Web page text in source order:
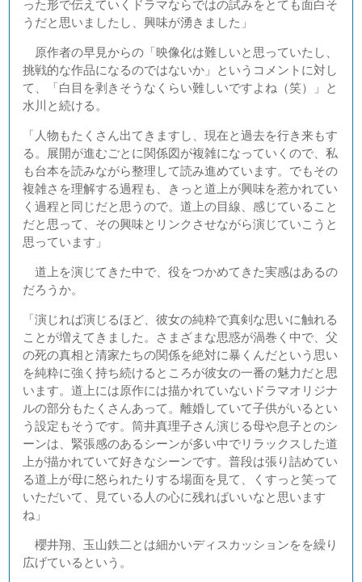
った形で伝えていくドラマならではの試みをとても面白そ
うだと思いましたし、興味が湧きました」
原作者の早見からの「映像化は難しいと思っていたし、
挑戦的な作品になるのではないか」というコメントに対し
て、「白目を剥きそうなくらい難しいですよね（笑）」と
水川と続ける。
「人物もたくさん出てきますし、現在と過去を行き来もす
る。展開が進むごとに関係図が複雑になっていくので、私
も台本を読みながら整理して読み進めています。でもその
複雑さを理解する過程も、きっと道上が興味を惹かれてい
く過程と同じだと思うので。道上の目線、感じていること
だと思って、その興味とリンクさせながら演じていこうと
思っています」
道上を演じてきた中で、役をつかめてきた実感はあるの
だろうか。
「演じれば演じるほど、彼女の純粋で真剣な思いに触れる
ことが増えてきました。さまざまな思惑が渦巻く中で、父
の死の真相と清家たちの関係を絶対に暴くんだという思い
を純粋に強く持ち続けるところが彼女の一番の魅力だと思
います。道上には原作には描かれていないドラマオリジナ
ルの部分もたくさんあって。離婚していて子供がいるとい
う設定もそうです。筒井真理子さん演じる母や息子とのシ
ーンは、緊張感のあるシーンが多い中でリラックスした道
上が描かれていて好きなシーンです。普段は張り詰めてい
る道上が母に怒られたりする場面を見て、くすっと笑って
いただいて、見ている人の心に残ればいいなと思います
ね」
櫻井翔、玉山鉄二とは細かいディスカッションをを繰り
広げているという。